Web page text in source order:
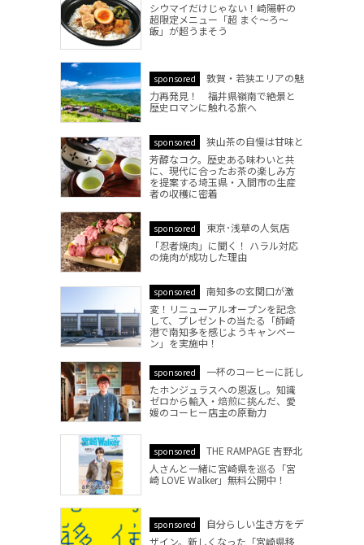
シウマイだけじゃない！崎陽軒の
超限定メニュー「超 まぐ～ろ～
飯」が超うまそう
sponsored
敦賀・若狭エリアの魅
力再発見！ 福井県嶺南で絶景と
歴史ロマンに触れる旅へ
sponsored
狭山茶の自慢は甘味と
芳醇なコク。歴史ある味わいと共
に、現代に合ったお茶の楽しみ方
を提案する埼玉県・入間市の生産
者の収穫に密着
sponsored
東京･浅草の人気店
「忍者焼肉」に聞く！ ハラル対応
の焼肉が成功した理由
sponsored
南知多の玄関口が激
変！リニューアルオープンを記念
して、プレゼントの当たる「師崎
港で南知多を感じようキャンペー
ン」を実施中！
sponsored
一杯のコーヒーに託し
たホンジュラスへの恩返し。知識
ゼロから輸入・焙煎に挑んだ、愛
媛のコーヒー店主の原動力
sponsored
THE RAMPAGE 吉野北
人さんと一緒に宮崎県を巡る「宮
崎 LOVE Walker」無料公開中！
sponsored
自分らしい生き方をデ
ザイン。新しくなった「宮崎県移